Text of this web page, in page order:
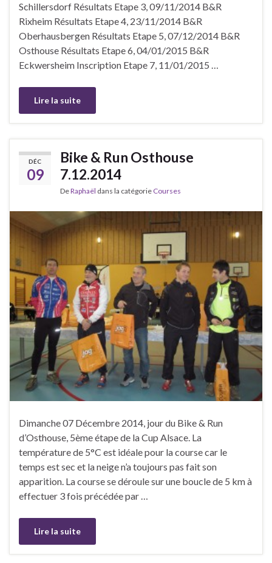
Schillersdorf Résultats Etape 3, 09/11/2014 B&R
Rixheim Résultats Etape 4, 23/11/2014 B&R
Oberhausbergen Résultats Etape 5, 07/12/2014 B&R
Osthouse Résultats Etape 6, 04/01/2015 B&R
Eckwersheim Inscription Etape 7, 11/01/2015 …
Lire la suite
DÉC
09
Bike & Run Osthouse
7.12.2014
DeRaphaël dans la catégorie Courses
Dimanche 07 Décembre 2014, jour du Bike & Run
d’Osthouse, 5ème étape de la Cup Alsace. La
température de 5°C est idéale pour la course car le
temps est sec et la neige n’a toujours pas fait son
apparition. La course se déroule sur une boucle de 5 km à
effectuer 3 fois précédée par …
Lire la suite